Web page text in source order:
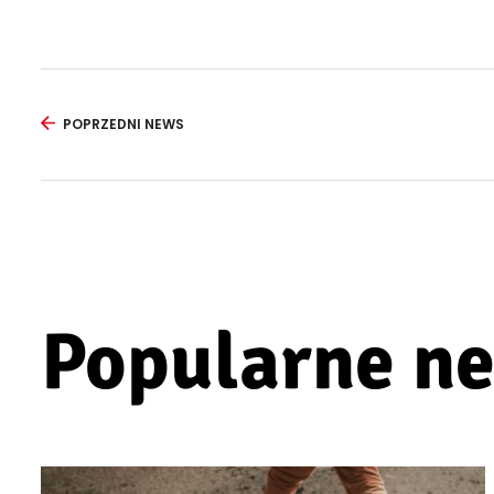
POPRZEDNI NEWS
Popularne